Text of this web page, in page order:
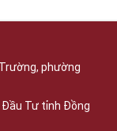
phường
Đầu Tư tỉnh Đồng